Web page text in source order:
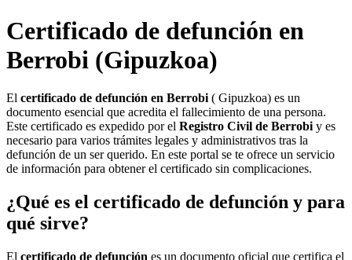
Certificado de defunción en
Berrobi (Gipuzkoa)
El certificado de defunción en Berrobi ( Gipuzkoa) es un
documento esencial que acredita el fallecimiento de una persona.
Este certificado es expedido por el Registro Civil de Berrobi y es
necesario para varios trámites legales y administrativos tras la
defunción de un ser querido. En este portal se te ofrece un servicio
de información para obtener el certificado sin complicaciones.
¿Qué es el certificado de defunción y para
qué sirve?
El certificado de defunción es un documento oficial que certifica el